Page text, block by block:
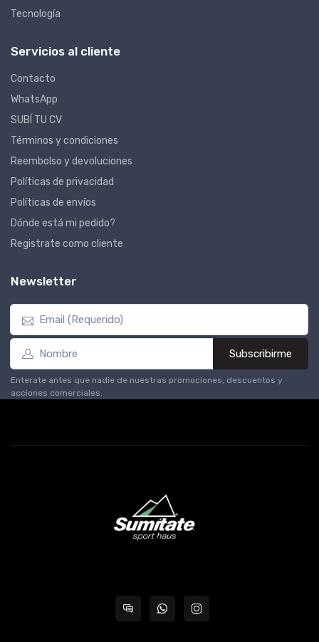
Tecnología
Servicios al cliente
Contacto
WhatsApp
SUBÍ TU CV
Términos y condiciones
Reembolso y devoluciones
Políticas de privacidad
Políticas de envíos
Dónde está mi pedido?
Registrate como cliente
Newsletter
Subscribirme
Enterate antes que nadie de nuestras promociones, descuentos y
acciones comerciales.